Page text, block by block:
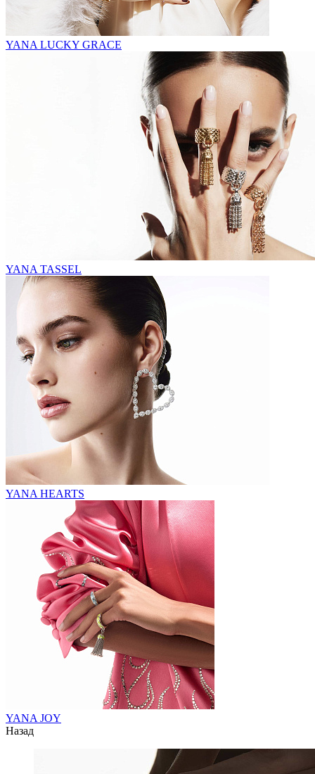
YANA LUCKY GRACE
YANA TASSEL
YANA HEARTS
YANA JOY
Назад